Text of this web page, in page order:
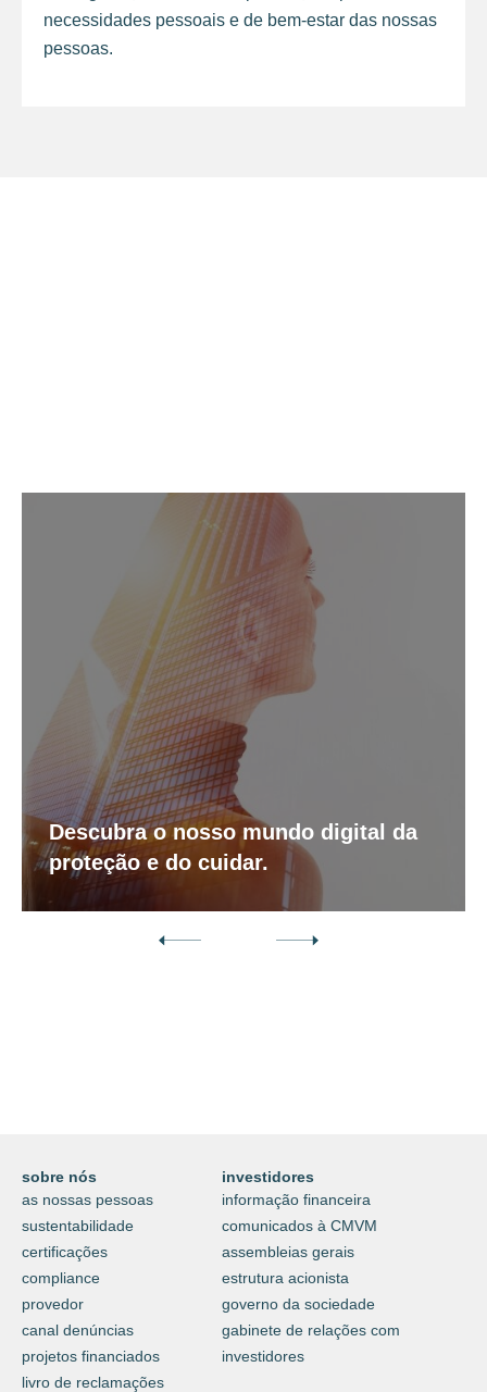
necessidades pessoais e de bem-estar das nossas
pessoas.
Descubra o nosso mundo digital da
proteção e do cuidar.
sobre nós
as nossas pessoas
sustentabilidade
certificações
compliance
provedor
canal denúncias
projetos financiados
livro de reclamações
investidores
informação financeira
comunicados à CMVM
assembleias gerais
estrutura acionista
governo da sociedade
gabinete de relações com
investidores